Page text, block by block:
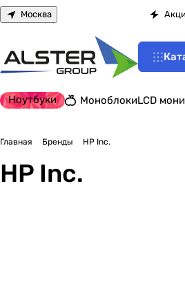
Москва
Ноутбуки МоноблокиLCD
Главная Бренды HP Inc.
HP Inc.